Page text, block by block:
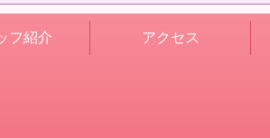
フ紹介 アクセス